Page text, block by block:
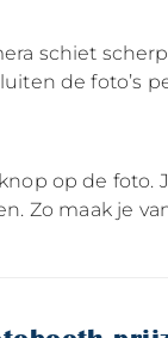
schiet
de foto’s
op de
Zo maak je